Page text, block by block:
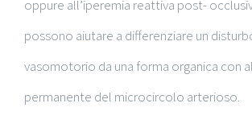
oppure all’iperemia reattiva post-
possono aiutare a differenziare un
vasomotorio da una forma organica con
permanente del microcircolo arterioso.